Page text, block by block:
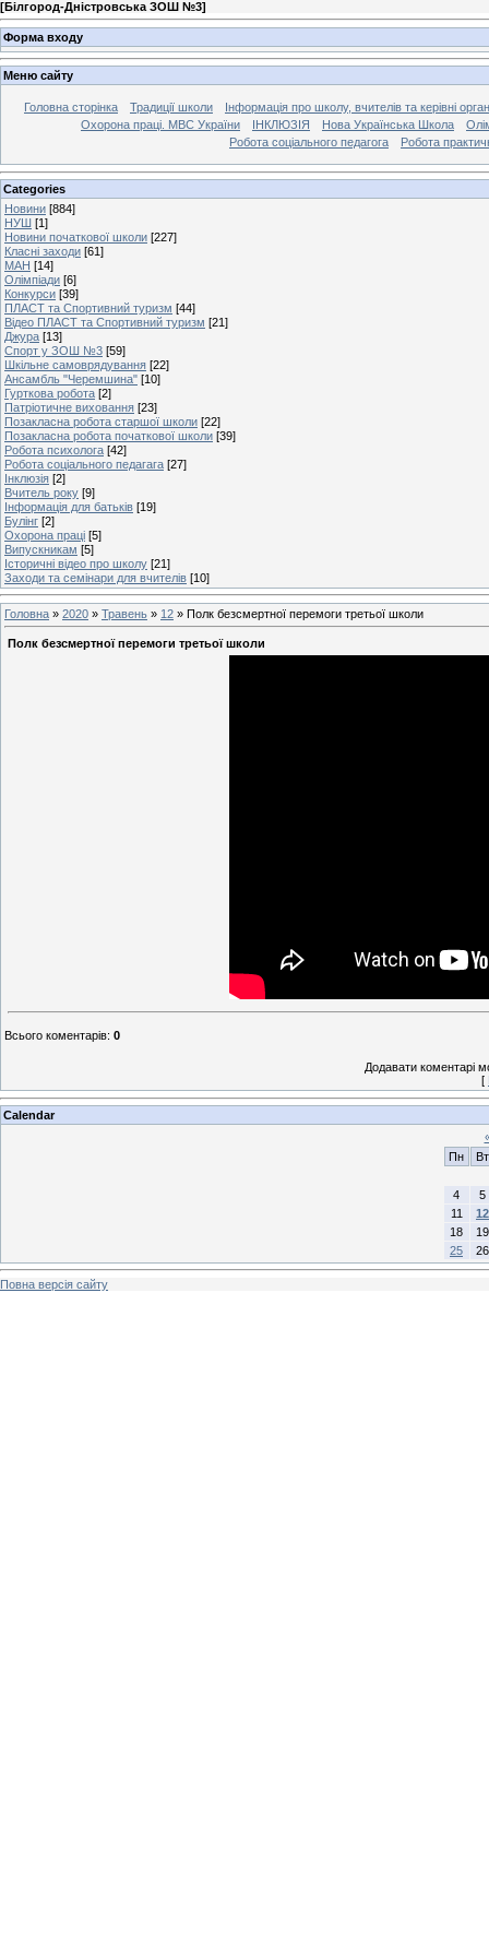
[Білгород-Дністровська ЗОШ №3]
Форма входу
Меню сайту
Головна сторінка Традиції школи
Інформація про школу, вчителів та керівні
Охорона праці. МВС України
ІНКЛЮЗІЯ Нова Українська Школа
Робота соціального педагога
Робота
Categories
Новини [884]
НУШ [1]
Новини початкової школи [227]
Класні заходи [61]
МАН [14]
Олімпіади [6]
Конкурси [39]
ПЛАСТ та Спортивний туризм [44]
Відео ПЛАСТ та Спортивний туризм [21]
Джура [13]
Спорт у ЗОШ №3 [59]
Шкільне самоврядування [22]
Ансамбль "Черемшина" [10]
Гурткова робота [2]
Патріотичне виховання [23]
Позакласна робота старшої школи [22]
Позакласна робота початкової школи [39]
Робота психолога [42]
Робота соціального педагага [27]
Інклюзія [2]
Вчитель року [9]
Інформація для батьків [19]
Булінг [2]
Охорона праці [5]
Випускникам [5]
Історичні відео про школу [21]
Заходи та семінари для вчителів [10]
Головна » 2020 » Травень » 12 » Полк безсмертної перемоги третьої школи
Полк безсмертної перемоги третьої школи
Всього коментарів: 0
Додавати коментарі
[
Calendar
Пн
Вт
4
5
11
12
18
19
25
26
Повна версія сайту